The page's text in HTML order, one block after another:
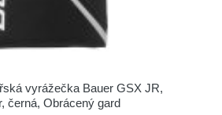
vyrážečka Bauer GSX JR,
černá, Obrácený gard